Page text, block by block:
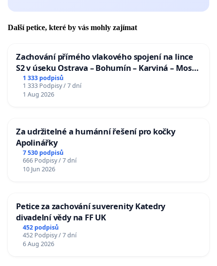
Další petice, které by vás mohly zajímat
Zachování přímého vlakového spojení na lince
S2 v úseku Ostrava – Bohumín – Karviná – Mosty
u Jablunkova
1 333 podpisů
1 333 Podpisy / 7 dní
1 Aug 2026
Za udržitelné a humánní řešení pro kočky
Apolinářky
7 530 podpisů
666 Podpisy / 7 dní
10 Jun 2026
Petice za zachování suverenity Katedry
divadelní vědy na FF UK
452 podpisů
452 Podpisy / 7 dní
6 Aug 2026